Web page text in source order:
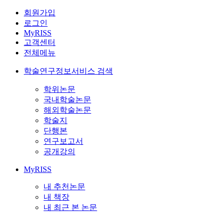
회원가입
로그인
MyRISS
고객센터
전체메뉴
학술연구정보서비스 검색
학위논문
국내학술논문
해외학술논문
학술지
단행본
연구보고서
공개강의
MyRISS
내 추천논문
내 책장
내 최근 본 논문